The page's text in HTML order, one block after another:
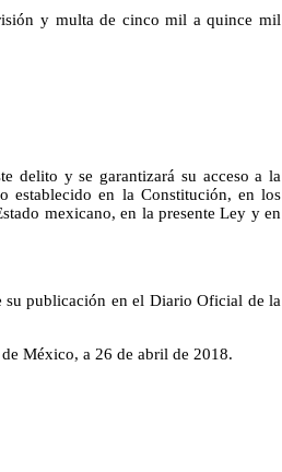
y multa de cinco mil a quince mil
delito y se garantizará su acceso a la
establecido en la Constitución, en los
mexicano, en la presente Ley y en
su publicación en el Diario Oficial de la
México, a 26 de abril de 2018.